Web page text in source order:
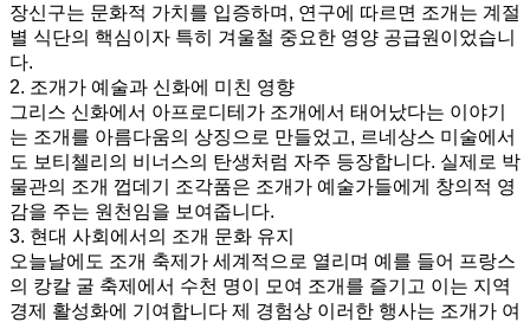
장신구는 문화적 가치를 입증하며, 연구에 따르면 조개는 계절
별 식단의 핵심이자 특히 겨울철 중요한 영양 공급원이었습니
다.
2. 조개가 예술과 신화에 미친 영향
그리스 신화에서 아프로디테가 조개에서 태어났다는 이야기
는 조개를 아름다움의 상징으로 만들었고, 르네상스 미술에서
도 보티첼리의 비너스의 탄생처럼 자주 등장합니다. 실제로 박
물관의 조개 껍데기 조각품은 조개가 예술가들에게 창의적 영
감을 주는 원천임을 보여줍니다.
3. 현대 사회에서의 조개 문화 유지
오늘날에도 조개 축제가 세계적으로 열리며 예를 들어 프랑스
의 캉칼 굴 축제에서 수천 명이 모여 조개를 즐기고 이는 지역
경제 활성화에 기여합니다 제 경험상 이러한 행사는 조개가 여